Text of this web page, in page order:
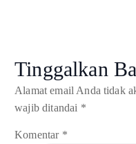
Tinggalkan
Alamat email Anda tidak
wajib ditandai *
Komentar *